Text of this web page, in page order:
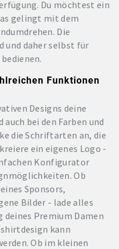
Du möchtest ein
gelingt mit dem
Die
und daher selbst für
Funktionen
Designs deine
bei den Farben und
die Schriftarten an, die
ein eigenes Logo -
Konfigurator
Ob
Sponsors,
Bilder - lade alles
deines Premium Damen
kann
Ob im kleinen